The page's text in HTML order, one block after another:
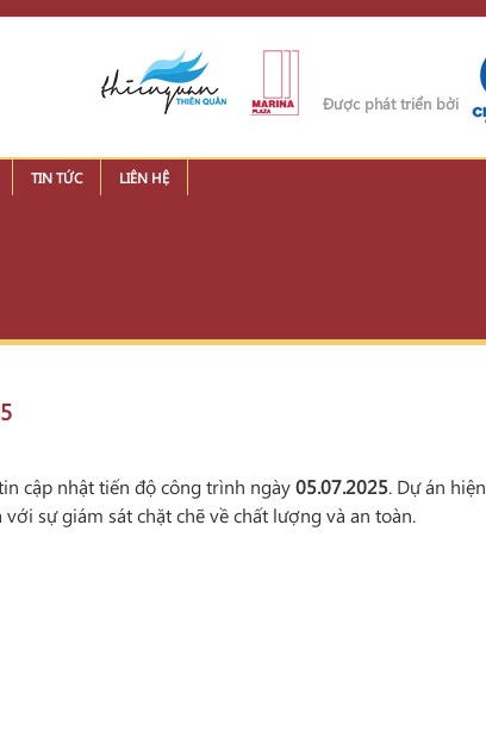
Được phát triển bởi
TIN TỨC LIÊN HỆ
cập nhật tiến độ công trình ngày05.07.2025. Dự án hiện
sự giám sát chặt chẽ về chất lượng và an toàn.